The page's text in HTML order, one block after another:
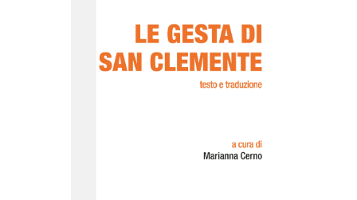
AGGIUNGI AL CARRELLO